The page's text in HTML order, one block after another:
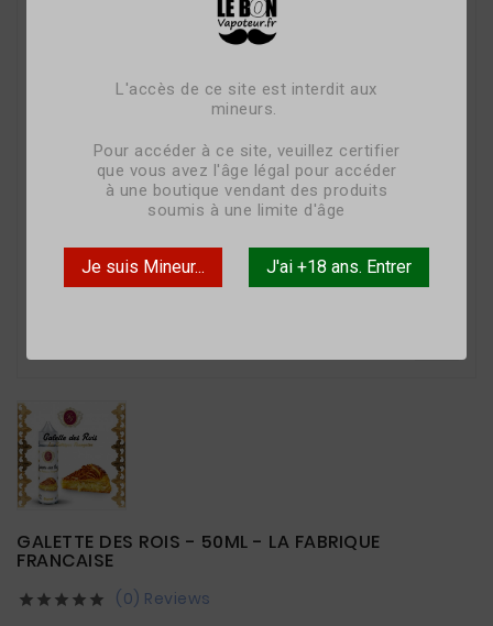
L'accès de ce site est interdit aux
mineurs.
Pour accéder à ce site, veuillez certifier
que vous avez l'âge légal pour accéder
à une boutique vendant des produits
soumis à une limite d'âge
Je suis Mineur... J'ai +18 ans. Entrer
GALETTE DES ROIS - 50ML - LA FABRIQUE
FRANCAISE
     (0) Reviews